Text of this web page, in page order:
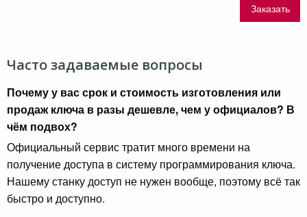
Заказать
Часто задаваемые вопросы
Почему у вас срок и стоимость изготовления или
продаж ключа в разы дешевле, чем у официалов? В
чём подвох?
Официальный сервис тратит много времени на
получение доступа в систему программирования ключа.
Нашему станку доступ не нужен вообще, поэтому всё так
быстро и доступно.